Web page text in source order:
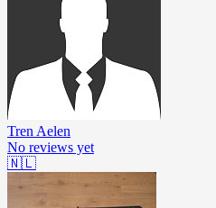
Tren Aelen
No reviews yet
🇳🇱